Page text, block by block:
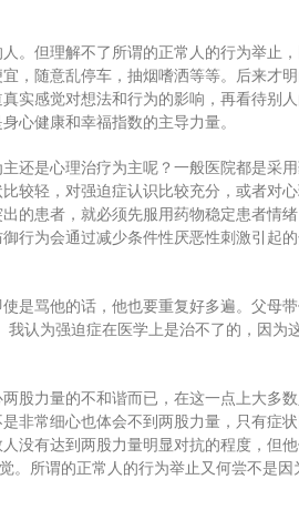
。但理解不了所谓的正常人的行为举止
，随意乱停车，抽烟嗜洒等等。后来才
实感觉对想法和行为的影响，再看待别
心健康和幸福指数的主导力量。
还是心理治疗为主呢？一般医院都是采
较轻，对强迫症认识比较充分，或者对
的患者，就必须先服用药物稳定患者情
行为会通过减少条件性厌恶性刺激引起
是骂他的话，他也要重复好多遍。父母
认为强迫症在医学上是治不了的，因为
股力量的不和谐而已，在这一点上大多
非常细心也体会不到两股力量，只有症
没有达到两股力量明显对抗的程度，但
。所谓的正常人的行为举止又何尝不是